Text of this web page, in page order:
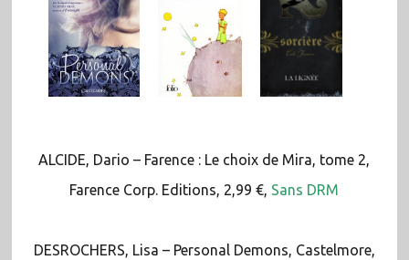
ALCIDE, Dario – Farence : Le choix de Mira, tome 2,
Farence Corp. Editions, 2,99 €, Sans DRM
DESROCHERS, Lisa – Personal Demons, Castelmore,